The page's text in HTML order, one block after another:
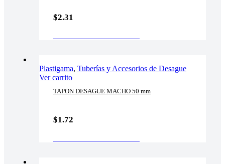
$2.31
Plastigama, Tuberías y Accesorios de Desague
Ver carrito
TAPON DESAGUE MACHO 50 mm
$1.72